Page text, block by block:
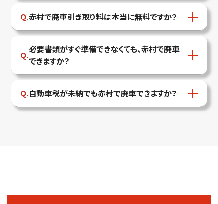
赤村で廃車引き取り料は本当に無料ですか？
必要書類がすぐ準備できなくても、赤村で廃車
できますか？
自動車税が未納でも赤村で廃車できますか？